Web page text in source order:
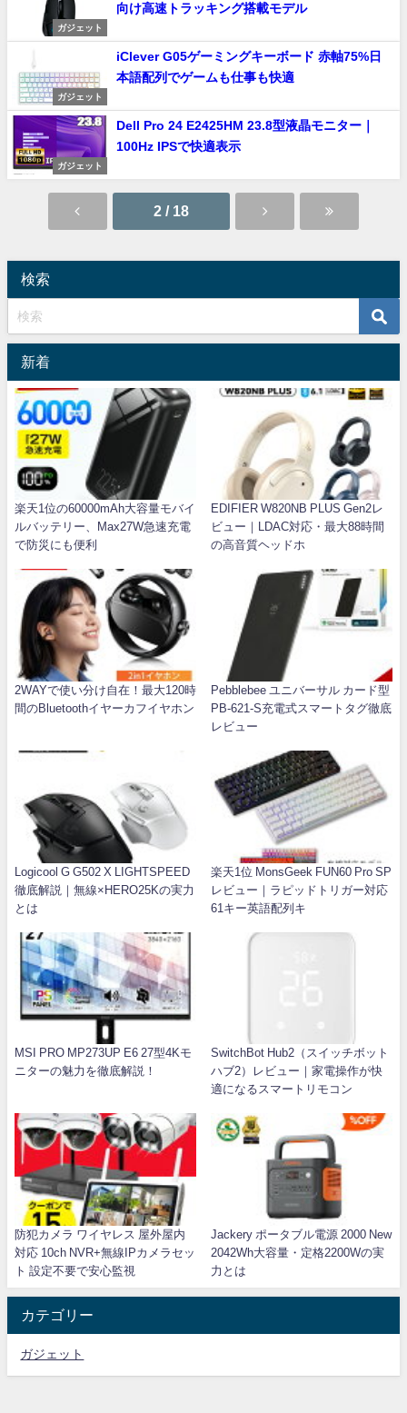
ガジェット
向け高速トラッキング搭載モデル
ガジェット
iClever G05ゲーミングキーボード 赤軸75%日
本語配列でゲームも仕事も快適
ガジェット
Dell Pro 24 E2425HM 23.8型液晶モニター｜
100Hz IPSで快適表示
2 / 18
検索
新着
楽天1位の60000mAh大容量モバイ
ルバッテリー、Max27W急速充電
で防災にも便利
EDIFIER W820NB PLUS Gen2レ
ビュー｜LDAC対応・最大88時間
の高音質ヘッドホ
2WAYで使い分け自在！最大120時
間のBluetoothイヤーカフイヤホン
Pebblebee ユニバーサル カード型
PB-621-S充電式スマートタグ徹底
レビュー
Logicool G G502 X LIGHTSPEED
徹底解説｜無線×HERO25Kの実力
とは
楽天1位 MonsGeek FUN60 Pro SP
レビュー｜ラピッドトリガー対応
61キー英語配列キ
MSI PRO MP273UP E6 27型4Kモ
ニターの魅力を徹底解説！
SwitchBot Hub2（スイッチボット
ハブ2）レビュー｜家電操作が快
適になるスマートリモコン
防犯カメラ ワイヤレス 屋外屋内
対応 10ch NVR+無線IPカメラセッ
ト 設定不要で安心監視
Jackery ポータブル電源 2000 New
2042Wh大容量・定格2200Wの実
力とは
カテゴリー
ガジェット